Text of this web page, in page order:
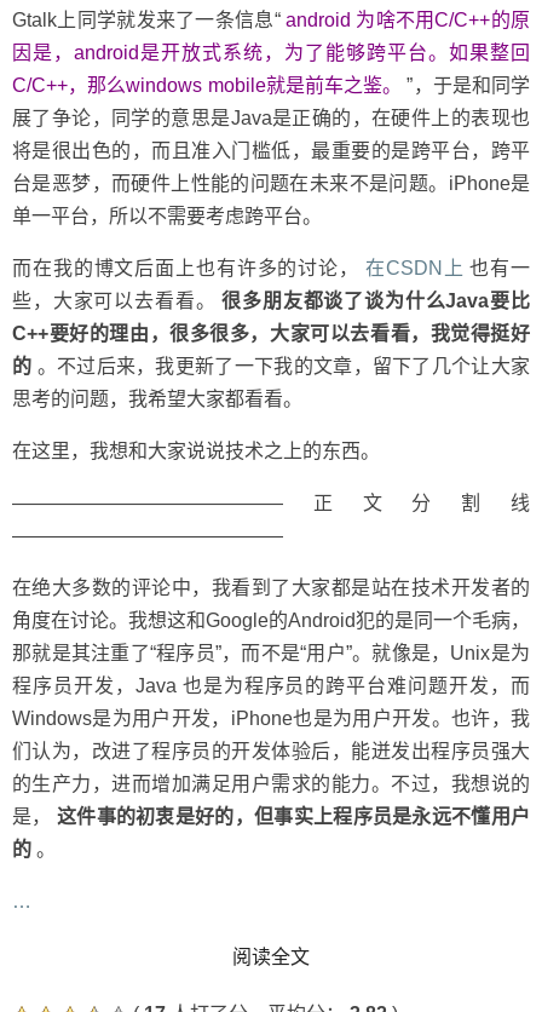
Gtalk上同学就发来了一条信息“ android 为啥不用C/C++的原
因是，android是开放式系统，为了能够跨平台。如果整回
C/C++，那么windows mobile就是前车之鉴。”，于是和同学
展了争论，同学的意思是Java是正确的，在硬件上的表现也
将是很出色的，而且准入门槛低，最重要的是跨平台，跨平
台是恶梦，而硬件上性能的问题在未来不是问题。iPhone是
单一平台，所以不需要考虑跨平台。
而在我的博文后面上也有许多的讨论， 在CSDN上也有一
些，大家可以去看看。很多朋友都谈了谈为什么Java要比
C++要好的理由，很多很多，大家可以去看看，我觉得挺好
的 。不过后来，我更新了一下我的文章，留下了几个让大家
思考的问题，我希望大家都看看。
在这里，我想和大家说说技术之上的东西。
——————————————正文分割线
——————————————
在绝大多数的评论中，我看到了大家都是站在技术开发者的
角度在讨论。我想这和Google的Android犯的是同一个毛病，
那就是其注重了“程序员”，而不是“用户”。就像是，Unix是为
程序员开发，Java 也是为程序员的跨平台难问题开发，而
Windows是为用户开发，iPhone也是为用户开发。也许，我
们认为，改进了程序员的开发体验后，能迸发出程序员强大
的生产力，进而增加满足用户需求的能力。不过，我想说的
是， 这件事的初衷是好的，但事实上程序员是永远不懂用户
的 。
…
阅读全文READ MORE